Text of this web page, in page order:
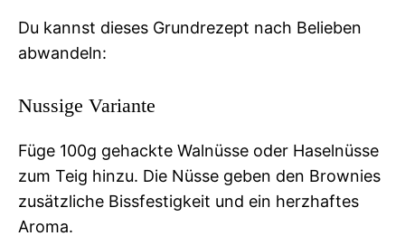
Du kannst dieses Grundrezept nach Belieben
abwandeln:
Nussige Variante
Füge 100g gehackte Walnüsse oder Haselnüsse
zum Teig hinzu. Die Nüsse geben den Brownies
zusätzliche Bissfestigkeit und ein herzhaftes
Aroma.